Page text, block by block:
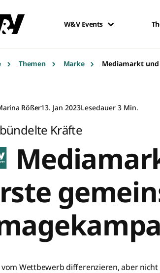
W&V Events
Themen Marke Mediamarkt
Rößer13. Jan 2023Lesedauer 3 Min.
Kräfte
vom Wettbewerb differenzieren, aber